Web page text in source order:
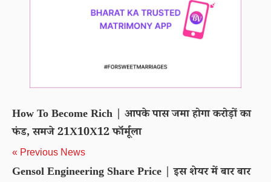
How To Become Rich | आपके पास जमा होगा करोड़ों का
फंड, समजे 21X10X12 फॉर्मूला
« Previous News
Gensol Engineering Share Price | इस शेयर में बार बार